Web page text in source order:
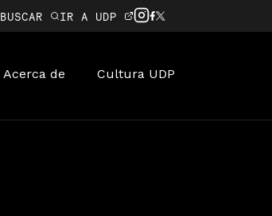
BUSCAR IR A UDP
Acerca de Cultura UDP